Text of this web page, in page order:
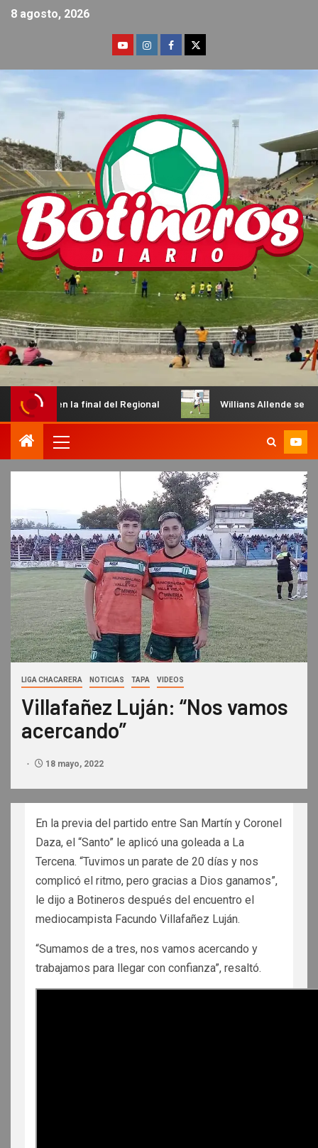
8 agosto, 2026
la final del Regional Willians Allende se sumó a su
LIGA CHACARERA NOTICIAS TAPA VIDEOS
Villafañez Luján: “Nos vamos
acercando”
18 mayo, 2022
En la previa del partido entre San Martín y Coronel
Daza, el “Santo” le aplicó una goleada a La
Tercena. “Tuvimos un parate de 20 días y nos
complicó el ritmo, pero gracias a Dios ganamos”,
le dijo a Botineros después del encuentro el
mediocampista Facundo Villafañez Luján.
“Sumamos de a tres, nos vamos acercando y
trabajamos para llegar con confianza”, resaltó.